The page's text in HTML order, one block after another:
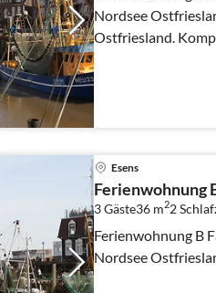
Nordsee
Ostfriesland.
in ruhiger Lage.
Esens
Ferienwohnung
3 Gäste36 m22
Ferienwohnung B Familie
Nordsee